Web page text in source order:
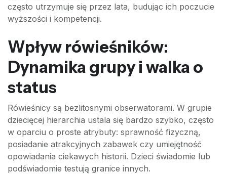
często utrzymuje się przez lata, budując ich poczucie
wyższości i kompetencji.
Wpływ rówieśników:
Dynamika grupy i walka o
status
Rówieśnicy są bezlitosnymi obserwatorami. W grupie
dziecięcej hierarchia ustala się bardzo szybko, często
w oparciu o proste atrybuty: sprawność fizyczną,
posiadanie atrakcyjnych zabawek czy umiejętność
opowiadania ciekawych historii. Dzieci świadomie lub
podświadomie testują granice innych.